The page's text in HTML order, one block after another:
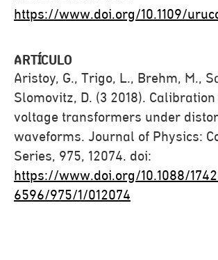
https://www.doi.org/10.1109/
ARTÍCULO
Aristoy, G., Trigo, L., Brehm, M.,
Slomovitz, D. (3 2018).
voltage transformers under
waveforms. Journal of Physics:
Series, 975, 12074. doi:
https://www.doi.org/10.1088/
6596/975/1/012074